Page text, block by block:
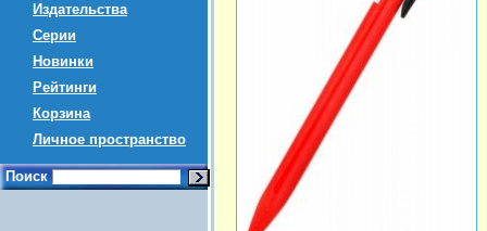
Издательства
Серии
Новинки
Рейтинги
Корзина
Личное пространство
Поиск